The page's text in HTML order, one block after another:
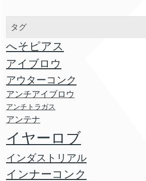
タグ
へそピアス
アイブロウ
アウターコンク
アンチアイブロウ
アンチトラガス
アンテナ
イヤーロブ
インダストリアル
インナーコンク